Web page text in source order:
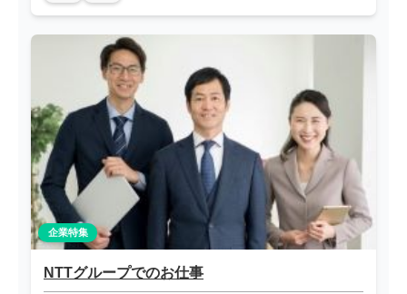
企業特集
NTTグループでのお仕事